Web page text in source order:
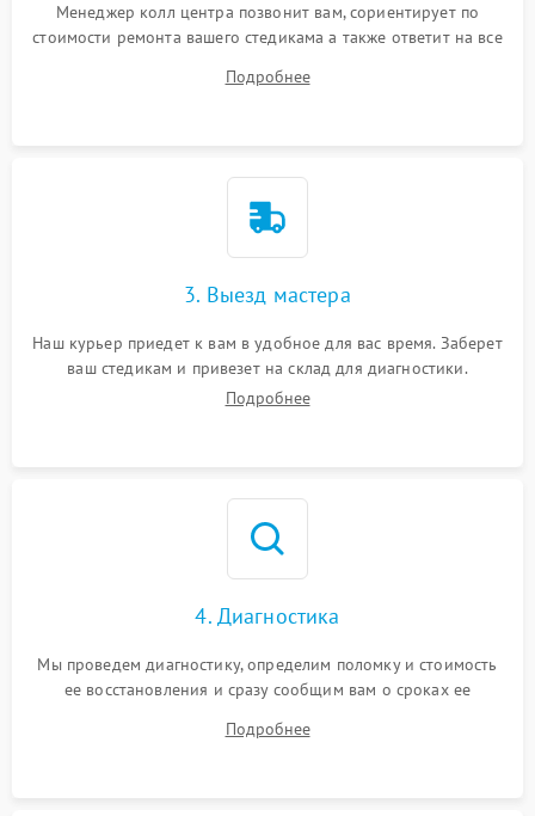
Менеджер колл центра позвонит вам, сориентирует по
стоимости ремонта вашего стедикама а также ответит на все
Подробнее
3. Выезд мастера
Наш курьер приедет к вам в удобное для вас время. Заберет
ваш стедикам и привезет на склад для диагностики.
Подробнее
4. Диагностика
Мы проведем диагностику, определим поломку и стоимость
ее восстановления и сразу сообщим вам о сроках ее
Подробнее